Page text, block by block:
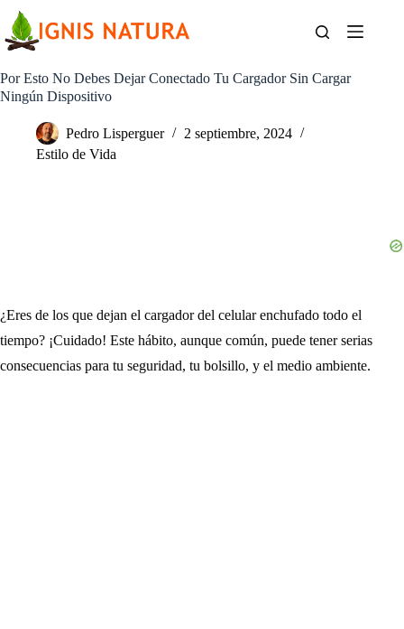
contenido
Por Esto No Debes Dejar Conectado Tu Cargador Sin Cargar
Ningún Dispositivo
Pedro Lisperguer
2 septiembre, 2024
Estilo de Vida
¿Eres de los que dejan el cargador del celular enchufado todo el
tiempo? ¡Cuidado! Este hábito, aunque común, puede tener serias
consecuencias para tu seguridad, tu bolsillo, y el medio ambiente.